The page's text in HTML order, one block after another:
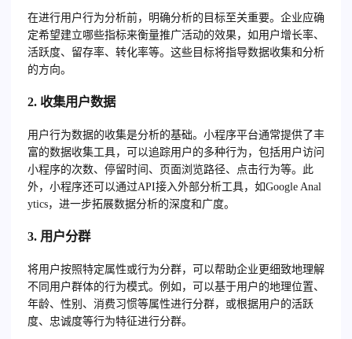
在进行用户行为分析前，明确分析的目标至关重要。企业应确
定希望建立哪些指标来衡量推广活动的效果，如用户增长率、
活跃度、留存率、转化率等。这些目标将指导数据收集和分析
的方向。
2. 收集用户数据
用户行为数据的收集是分析的基础。小程序平台通常提供了丰
富的数据收集工具，可以追踪用户的多种行为，包括用户访问
小程序的次数、停留时间、页面浏览路径、点击行为等。此
外，小程序还可以通过API接入外部分析工具，如Google Anal
ytics，进一步拓展数据分析的深度和广度。
3. 用户分群
将用户按照特定属性或行为分群，可以帮助企业更细致地理解
不同用户群体的行为模式。例如，可以基于用户的地理位置、
年龄、性别、消费习惯等属性进行分群，或根据用户的活跃
度、忠诚度等行为特征进行分群。